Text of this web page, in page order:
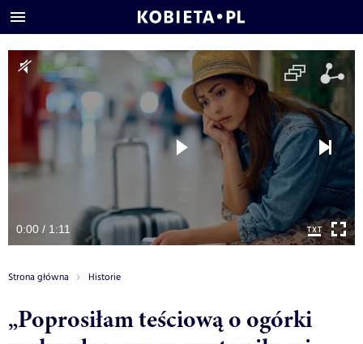
0:00 / 1:11
Strona główna Historie
„Poprosiłam teściową o ogórki